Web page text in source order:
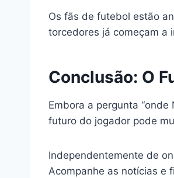
Os fãs de futebol estão
torcedores já começam a
Conclusão: O
Embora a pergunta
futuro do jogador pode
Independentemente de
Acompanhe as notícias e